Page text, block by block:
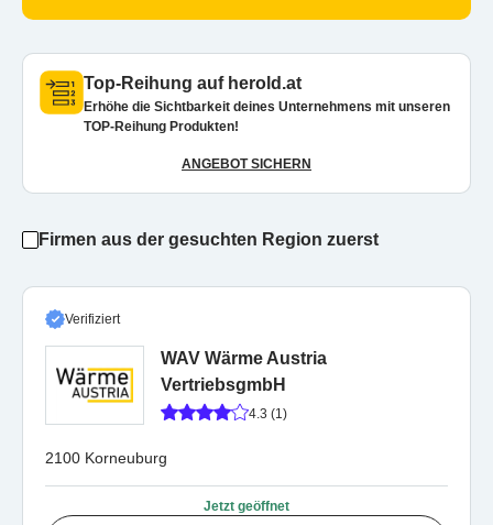
Top-Reihung auf herold.at
Erhöhe die Sichtbarkeit deines Unternehmens mit unseren
TOP-Reihung Produkten!
ANGEBOT SICHERN
Firmen aus der gesuchten Region zuerst
Verifiziert
WAV Wärme Austria
VertriebsgmbH
4.3 (1)
2100 Korneuburg
Jetzt geöffnet